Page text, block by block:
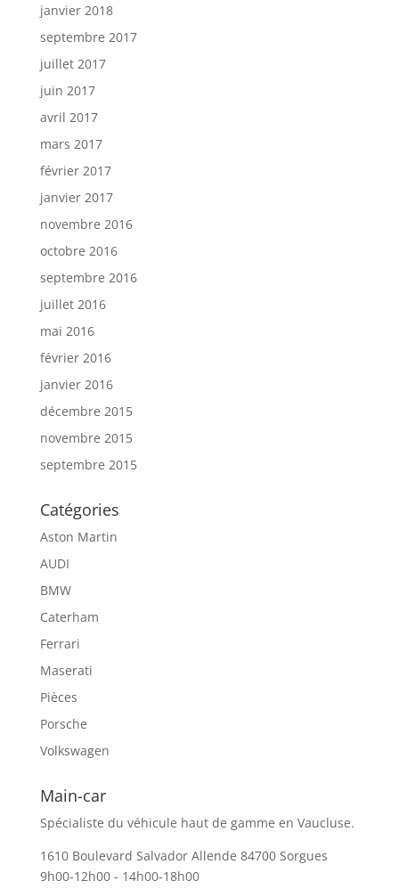
janvier 2018
septembre 2017
juillet 2017
juin 2017
avril 2017
mars 2017
février 2017
janvier 2017
novembre 2016
octobre 2016
septembre 2016
juillet 2016
mai 2016
février 2016
janvier 2016
décembre 2015
novembre 2015
septembre 2015
Catégories
Aston Martin
AUDI
BMW
Caterham
Ferrari
Maserati
Pièces
Porsche
Volkswagen
Main-car
Spécialiste du véhicule haut de gamme en Vaucluse.
1610 Boulevard Salvador Allende 84700 Sorgues
9h00-12h00 - 14h00-18h00